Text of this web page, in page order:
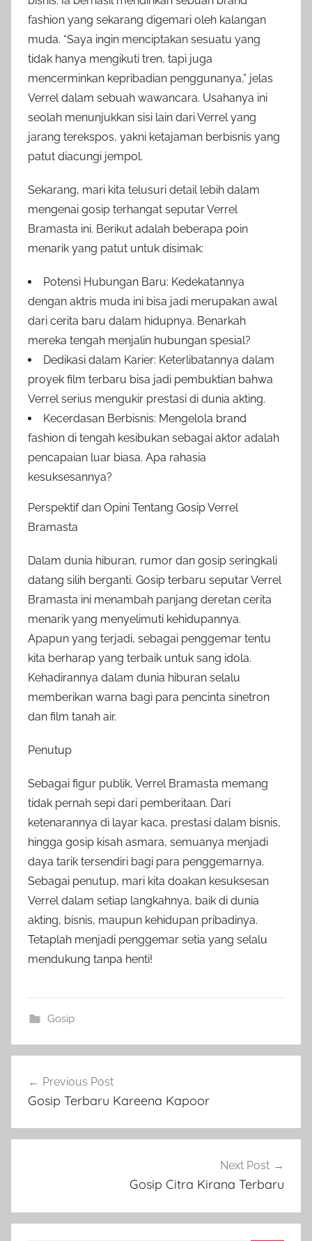
fashion yang sekarang digemari oleh kalangan
muda. “Saya ingin menciptakan sesuatu yang
tidak hanya mengikuti tren, tapi juga
mencerminkan kepribadian penggunanya,” jelas
Verrel dalam sebuah wawancara. Usahanya ini
seolah menunjukkan sisi lain dari Verrel yang
jarang terekspos, yakni ketajaman berbisnis yang
patut diacungi jempol.
Sekarang, mari kita telusuri detail lebih dalam
mengenai gosip terhangat seputar Verrel
Bramasta ini. Berikut adalah beberapa poin
menarik yang patut untuk disimak:
Potensi Hubungan Baru: Kedekatannya
dengan aktris muda ini bisa jadi merupakan awal
dari cerita baru dalam hidupnya. Benarkah
mereka tengah menjalin hubungan spesial?
Dedikasi dalam Karier: Keterlibatannya dalam
proyek film terbaru bisa jadi pembuktian bahwa
Verrel serius mengukir prestasi di dunia akting.
Kecerdasan Berbisnis: Mengelola brand
fashion di tengah kesibukan sebagai aktor adalah
pencapaian luar biasa. Apa rahasia
kesuksesannya?
Perspektif dan Opini Tentang Gosip Verrel
Bramasta
Dalam dunia hiburan, rumor dan gosip seringkali
datang silih berganti. Gosip terbaru seputar Verrel
Bramasta ini menambah panjang deretan cerita
menarik yang menyelimuti kehidupannya.
Apapun yang terjadi, sebagai penggemar tentu
kita berharap yang terbaik untuk sang idola.
Kehadirannya dalam dunia hiburan selalu
memberikan warna bagi para pencinta sinetron
dan film tanah air.
Penutup
Sebagai figur publik, Verrel Bramasta memang
tidak pernah sepi dari pemberitaan. Dari
ketenarannya di layar kaca, prestasi dalam bisnis,
hingga gosip kisah asmara, semuanya menjadi
daya tarik tersendiri bagi para penggemarnya.
Sebagai penutup, mari kita doakan kesuksesan
Verrel dalam setiap langkahnya, baik di dunia
akting, bisnis, maupun kehidupan pribadinya.
Tetaplah menjadi penggemar setia yang selalu
mendukung tanpa henti!
Gosip
navigation
Previous Post
Gosip Terbaru Kareena Kapoor
Next Post
Gosip Citra Kirana Terbaru